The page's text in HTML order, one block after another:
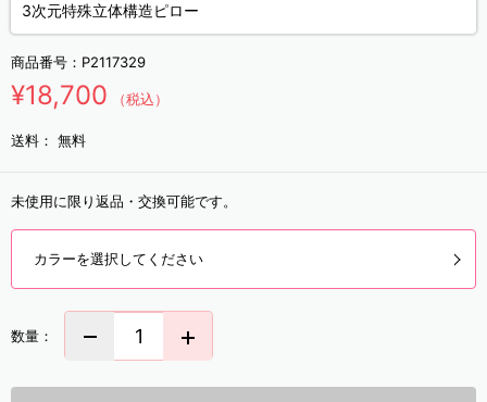
3次元特殊立体構造ピロー
商品番号： P2117329
¥18,700 （税込）
送料： 無料
未使用に限り返品・交換可能です。
カラーを選択してください
数量：